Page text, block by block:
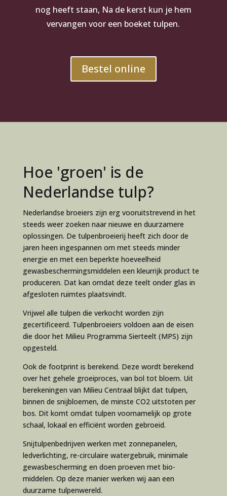
nog heeft staan, Na de kerst kun je hem
vervangen voor een boeket tulpen.
Bestel online
Hoe 'groen' is de
Nederlandse tulp?
Nederlandse broeiers zijn erg vooruitstrevend in het
steeds weer zoeken naar nieuwe en duurzamere
oplossingen. De tulpenbroeierij heeft zich door de
jaren heen ingespannen om met steeds minder
energie en met een beperkte hoeveelheid
gewasbeschermingsmiddelen een kleurrijk product te
produceren. Dat kan omdat deze teelt onder glas in
afgesloten ruimtes plaatsvindt.
Vrijwel alle tulpen die verkocht worden zijn
gecertificeerd. Tulpenbroeiers voldoen aan de eisen
die door het Milieu Programma Sierteelt (MPS) zijn
opgesteld.
Ook de footprint is berekend. Deze wordt berekend
over het gehele groeiproces, van bol tot bloem. Uit
berekeningen van Milieu Centraal blijkt dat tulpen,
binnen de snijbloemen, de minste CO2 uitstoten per
bos. Dit komt omdat tulpen voornamelijk op grote
schaal, lokaal en efficiënt worden gebroeid.
Snijtulpenbedrijven werken met zonnepanelen,
ledverlichting, re-circulaire watergebruik, minimale
gewasbescherming en doen proeven met bio-
middelen. Op deze manier werken wij aan een
duurzame tulpenwereld.